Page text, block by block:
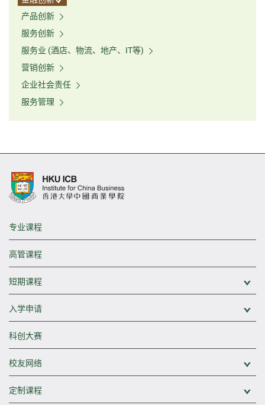
产品创新
服务创新
服务业 (酒店、物流、地产、IT等)
营销创新
企业社会责任
服务管理
专业课程
高管课程
短期课程
入学申请
科创大赛
校友网络
定制课程